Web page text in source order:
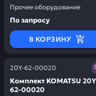
Прочее оборудование
По запросу
В КОРЗИНУ
20Y-62-00020
Комплект KOMATSU
62-00020
Заказывая запчасти